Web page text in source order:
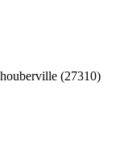
(27310)